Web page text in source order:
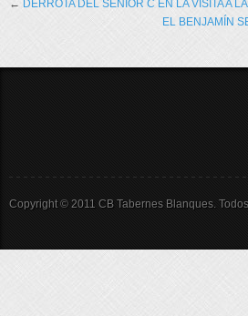
← DERROTA DEL SENIOR C EN LA VISITA A
EL BENJAMÍN
Copyright © 2011 CB Tabernes Blanques.